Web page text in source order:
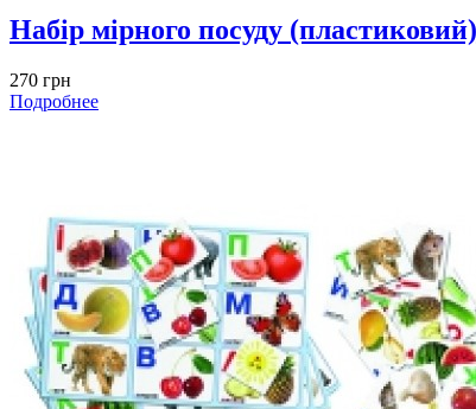
Набір мірного посуду (пластиковий)
270 грн
Подробнее